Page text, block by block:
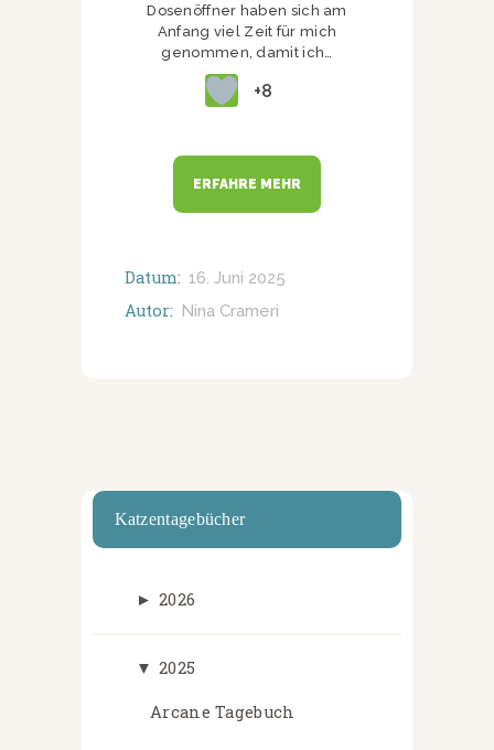
Dosenöffner haben sich am
Anfang viel Zeit für mich
genommen, damit ich…
+8
ERFAHRE MEHR
Datum: 16. Juni 2025
Autor: Nina Crameri
Katzentagebücher
► 2026
▼ 2025
Arcane Tagebuch